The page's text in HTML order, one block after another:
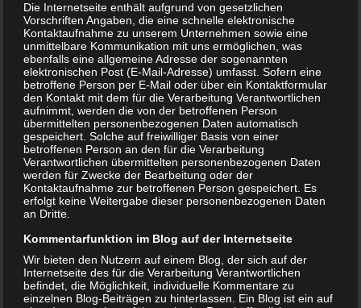
Die Internetseite enthält aufgrund von gesetzlichen
Vorschriften Angaben, die eine schnelle elektronische
Kontaktaufnahme zu unserem Unternehmen sowie eine
unmittelbare Kommunikation mit uns ermöglichen, was
ebenfalls eine allgemeine Adresse der sogenannten
elektronischen Post (E-Mail-Adresse) umfasst. Sofern eine
betroffene Person per E-Mail oder über ein Kontaktformular
den Kontakt mit dem für die Verarbeitung Verantwortlichen
aufnimmt, werden die von der betroffenen Person
übermittelten personenbezogenen Daten automatisch
gespeichert. Solche auf freiwilliger Basis von einer
betroffenen Person an den für die Verarbeitung
Verantwortlichen übermittelten personenbezogenen Daten
werden für Zwecke der Bearbeitung oder der
Kontaktaufnahme zur betroffenen Person gespeichert. Es
erfolgt keine Weitergabe dieser personenbezogenen Daten
an Dritte.
Kommentarfunktion im Blog auf der Internetseite
Wir bieten den Nutzern auf einem Blog, der sich auf der
Internetseite des für die Verarbeitung Verantwortlichen
befindet, die Möglichkeit, individuelle Kommentare zu
einzelnen Blog-Beiträgen zu hinterlassen. Ein Blog ist ein auf